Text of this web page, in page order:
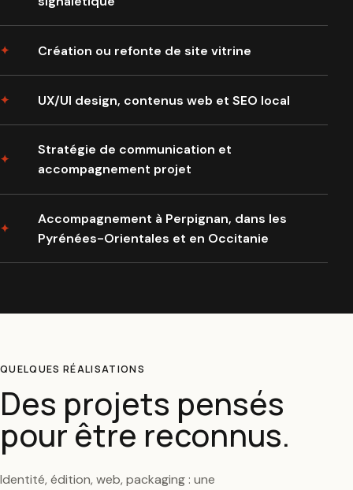
Création ou refonte de site vitrine
UX/UI design, contenus web et SEO local
Stratégie de communication et
accompagnement projet
Accompagnement à Perpignan, dans les
Pyrénées-Orientales et en Occitanie
QUELQUES RÉALISATIONS
Des projets pensés
pour être reconnus.
Identité, édition, web, packaging : une